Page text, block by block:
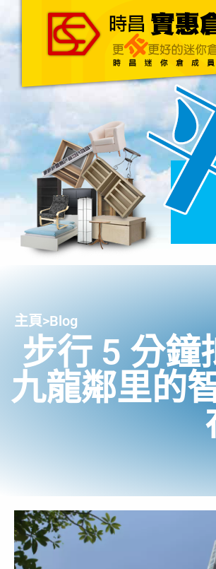
主頁 關於我們 聯絡我
主頁>Blog
步行 5 分鐘
九龍鄰里的